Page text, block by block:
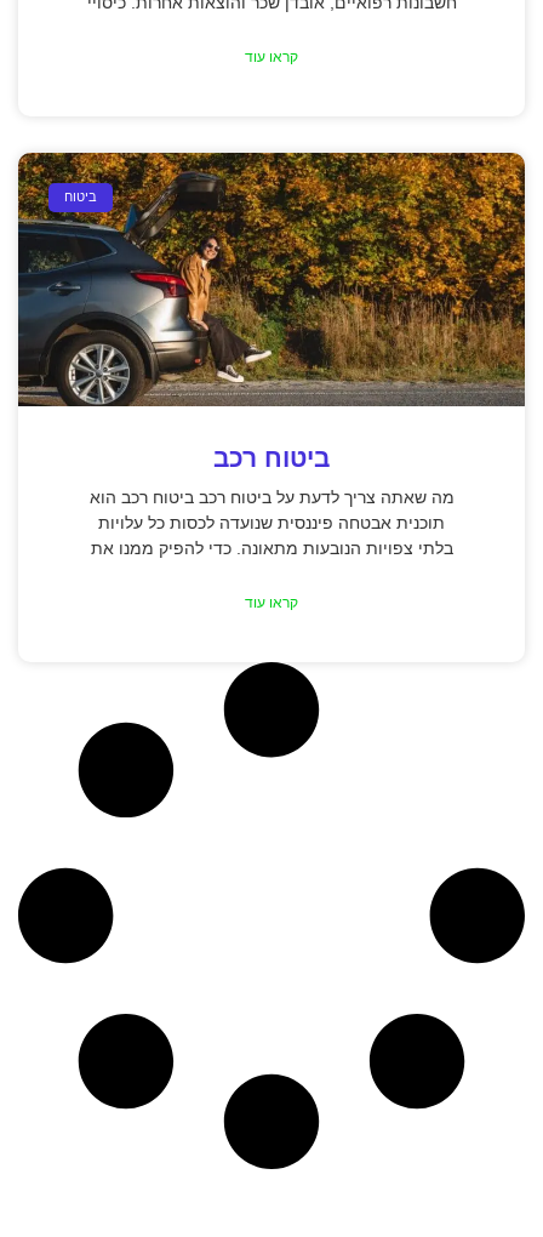
קראו עוד
ביטוח
ביטוח רכב
מה שאתה צריך לדעת על ביטוח רכב ביטוח רכב הוא
תוכנית אבטחה פיננסית שנועדה לכסות כל עלויות
בלתי צפויות הנובעות מתאונה. כדי להפיק ממנו את
קראו עוד